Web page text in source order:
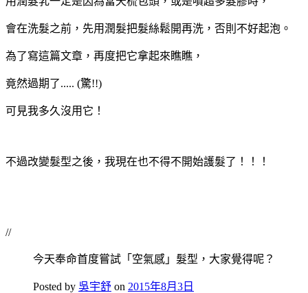
會在洗髮之前，先用潤髮把髮絲鬆開再洗，否則不好起泡。
為了寫這篇文章，再度把它拿起來瞧瞧，
竟然過期了..... (驚!!)
可見我多久沒用它！
不過改變髮型之後，我現在也不得不開始護髮了！！！
//
今天奉命首度嘗試「空氣感」髮型，大家覺得呢？
Posted by 吳宇舒 on 2015年8月3日